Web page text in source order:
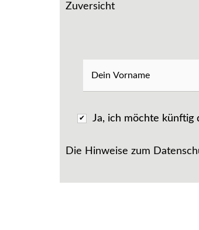
Zuversicht
Ja, ich möchte
Die Hinweise zum